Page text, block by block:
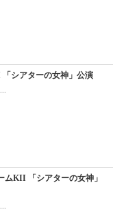
シアターの女神」公演
ムKII 「シアターの女神」